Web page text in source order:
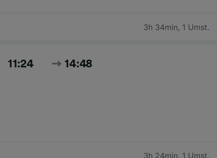
3h 34min, 1 Umst.
11:24 14:48
3h 24min, 1 Umst.